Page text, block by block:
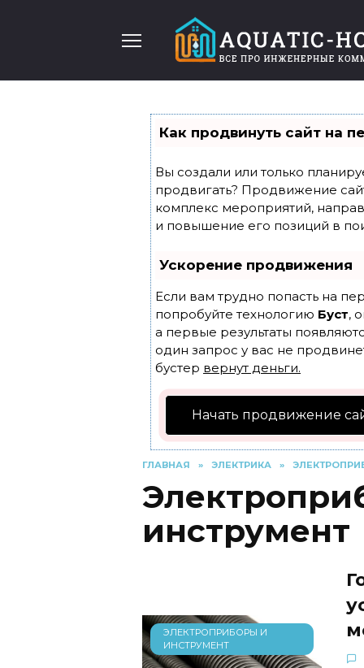
Как продвинуть сайт на
Вы создали или только
продвигать? Продвижение
комплекс мероприятий,
и повышение его позиций в
Ускорение продвижения
Если вам трудно попасть на
попробуйте технологию Буст,
а первые результаты
один запрос у вас не
бустер вернут деньги.
Начать продвижение
ГЛАВНАЯ » ЭЛЕКТРИКА »
инструмент
ЭЛЕКТРОПРИБОРЫ И
ИНСТРУМЕНТ